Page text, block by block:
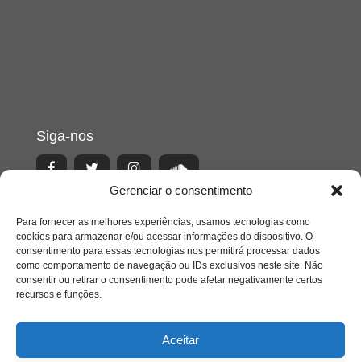
Gerenciar o consentimento
Para fornecer as melhores experiências, usamos tecnologias como
cookies para armazenar e/ou acessar informações do dispositivo. O
consentimento para essas tecnologias nos permitirá processar dados
como comportamento de navegação ou IDs exclusivos neste site. Não
consentir ou retirar o consentimento pode afetar negativamente certos
recursos e funções.
Aceitar
Siga-nos